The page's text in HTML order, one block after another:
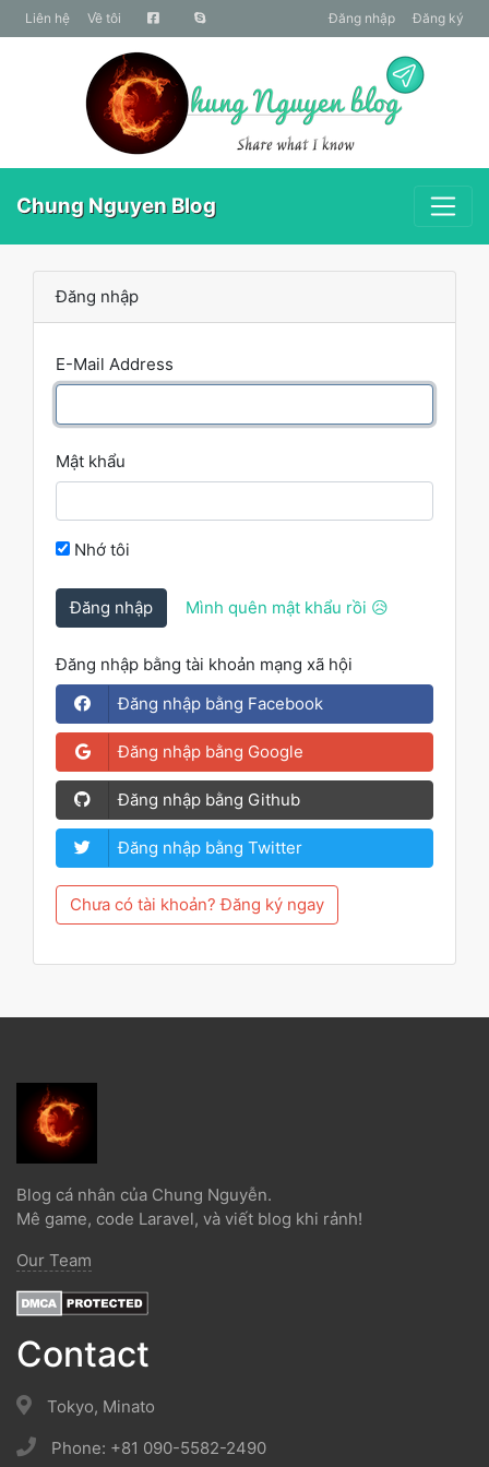
liên hệ Về tôi Đăng nhập Đăng ký
Chung Nguyen Blog
Đăng nhập
E-Mail Address
Mật khẩu
Nhớ tôi
Đăng nhập Mình quên mật khẩu rồi 😥
Đăng nhập bằng tài khoản mạng xã hội
Đăng nhập bằng Facebook
Đăng nhập bằng Google
Đăng nhập bằng Github
Đăng nhập bằng Twitter
Chưa có tài khoản? Đăng ký ngay
Blog cá nhân của Chung Nguyễn.
Mê game, code Laravel, và viết blog khi rảnh!
Our Team
Contact
Tokyo, Minato
Phone: +81 090-5582-2490